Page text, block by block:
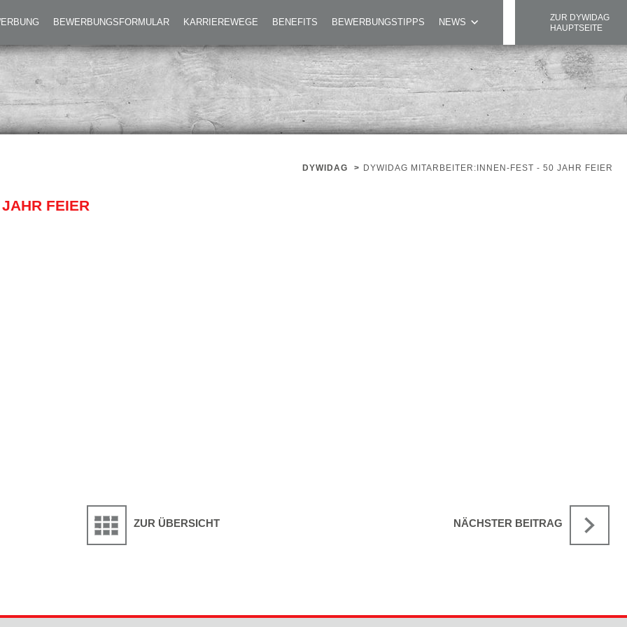
BEWERBUNGSFORMULAR KARRIEREWEGE BENEFITS BEWERBUNGSTIPPS NEWS
FEST – 50 JAHR FEIER
ZUR DYWIDAG
HAUPTSEITE
DYWIDAG > DYWIDAG MITARBEITER:INNEN-FEST - 50 JAHR FEIER
FEIER
ZUR ÜBERSICHT NÄCHSTER BEITRAG